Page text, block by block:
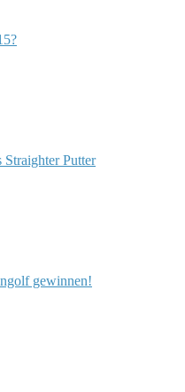
Putter
gewinnen!